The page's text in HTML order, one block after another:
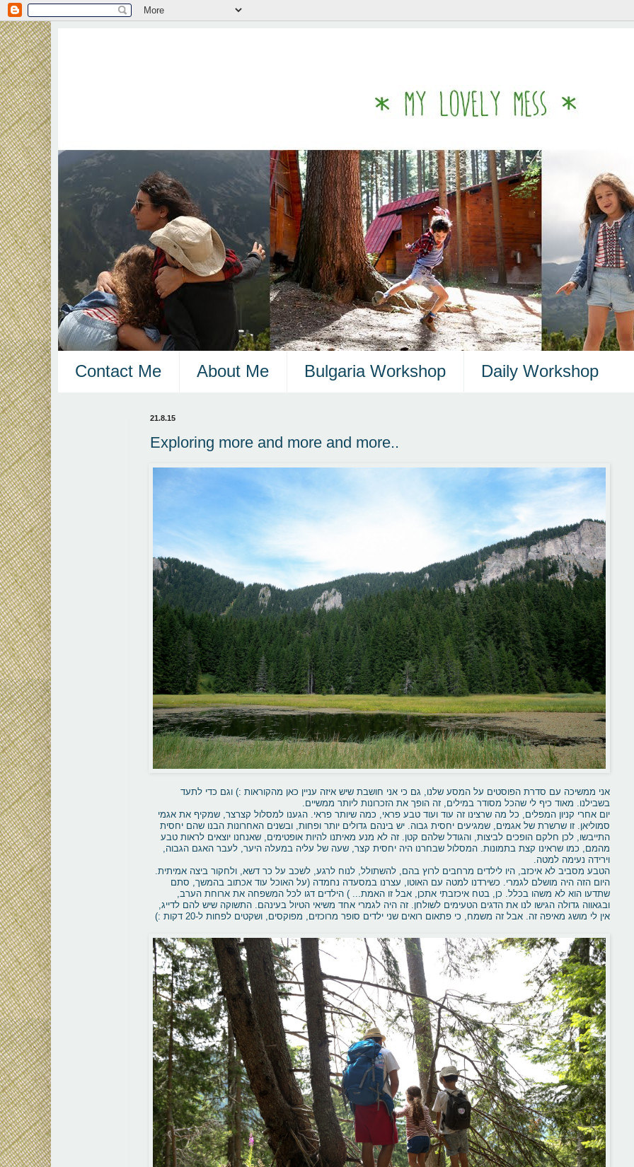
Contact Me About Me Bulgaria Workshop Daily Workshop
21.8.15
Exploring more and more and more..
אני ממשיכה עם סדרת הפוסטים על המסע שלנו, גם כי אני חושבת שיש איזה עניין כאן מהקוראות :) וגם כדי לתעד
בשבילנו. מאוד כיף לי שהכל מסודר במילים, זה הופך את הזכרונות ליותר ממשיים.
יום אחרי קניון המפלים, כל מה שרצינו זה עוד ועוד טבע פראי, כמה שיותר פראי. הגענו למסלול קצרצר, שמקיף את אגמי
סמוליאן. זו שרשרת של אגמים, שמגיעים יחסית גבוה. יש בינהם גדולים יותר ופחות, ובשנים האחרונות הבנו שהם יחסית
התייבשו, לכן חלקם הופכים לביצות, והגודל שלהם קטן. זה לא מנע מאיתנו להיות אופטימים, שאנחנו יוצאים לראות טבע
מהמם, כמו שראינו קצת בתמונות. המסלול שבחרנו היה יחסית קצר, שעה של עליה במעלה היער, לעבר האגם הגבוה,
וירידה נעימה למטה.
הטבע מסביב לא איכזב, היו לילדים מרחבים לרוץ בהם, להשתולל, לנוח לרגע, לשכב על כר דשא, ולחקור ביצה אמיתית.
היום הזה היה מושלם לגמרי. כשירדנו למטה עם האוטו, עצרנו במסעדה נחמדה (על האוכל עוד אכתוב בהמשך, סתם
שתדעו הוא לא משהו בכלל. כן, בטח איכזבתי אתכן, אבל זו האמת... ) הילדים דגו לכל המשפחה את ארוחת הערב,
ובגאווה גדולה הגישו לנו את הדגים הטעימים לשולחן. זה היה לגמרי אחד משיאי הטיול בעינהם. התשוקה שיש להם לדייג,
אין לי מושג מאיפה זה. אבל זה משמח, כי פתאום רואים שני ילדים סופר מרוכזים, מפוקסים, ושקטים לפחות ל-20 דקות :)